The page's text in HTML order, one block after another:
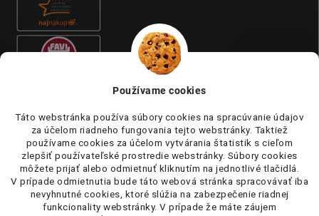
Používame cookies
Táto webstránka používa súbory cookies na spracúvanie údajov
za účelom riadneho fungovania tejto webstránky. Taktiež
používame cookies za účelom vytvárania štatistik s cieľom
zlepšiť používateľské prostredie webstránky. Súbory cookies
môžete prijať alebo odmietnuť kliknutím na jednotlivé tlačidlá.
V prípade odmietnutia bude táto webová stránka spracovávať iba
nevyhnutné cookies, ktoré slúžia na zabezpečenie riadnej
funkcionality webstránky. V prípade že máte záujem